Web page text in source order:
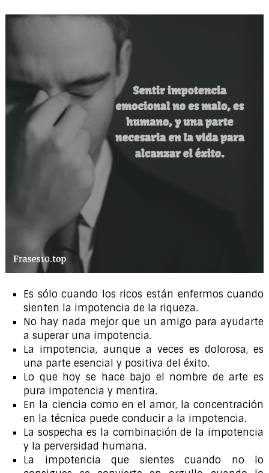
Es sólo cuando los ricos están enfermos cuando
sienten la impotencia de la riqueza.
No hay nada mejor que un amigo para ayudarte
a superar una impotencia.
La impotencia, aunque a veces es dolorosa, es
una parte esencial y positiva del éxito.
Lo que hoy se hace bajo el nombre de arte es
pura impotencia y mentira.
En la ciencia como en el amor, la concentración
en la técnica puede conducir a la impotencia.
La sospecha es la combinación de la impotencia
y la perversidad humana.
La impotencia que sientes cuando no lo